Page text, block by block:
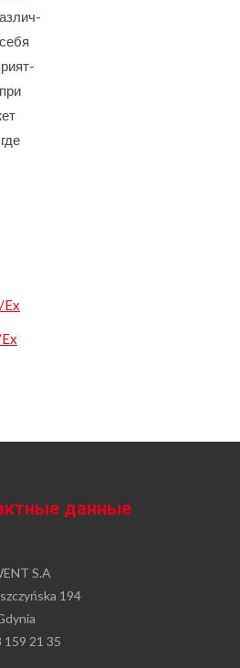
Ex
данные
S.A
194
159 21 35